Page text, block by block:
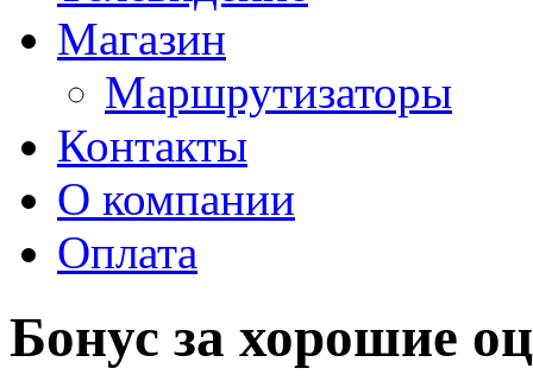
Магазин
Маршрутизаторы
Контакты
О компании
Оплата
Бонус за хорошие